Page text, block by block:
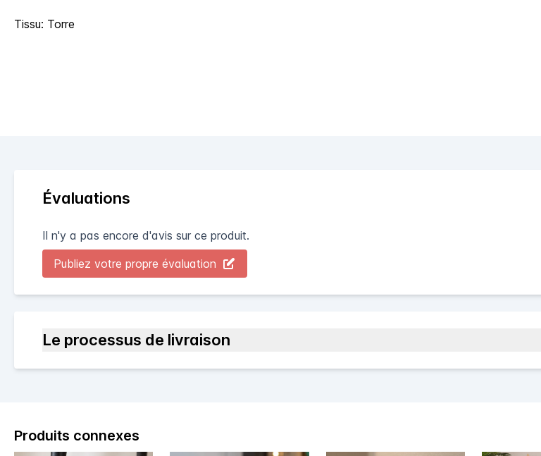
Tissu: Torre
Évaluations
Il n'y a pas encore d'avis sur ce produit.
Publiez votre propre évaluation
Le processus de livraison
Produits connexes